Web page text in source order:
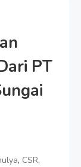
PT
, CSR,